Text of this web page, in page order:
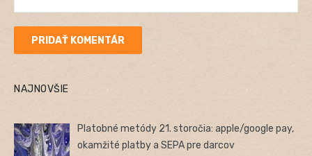
NAJNOVŠIE
Platobné metódy 21. storočia: apple/google pay,
okamžité platby a SEPA pre darcov